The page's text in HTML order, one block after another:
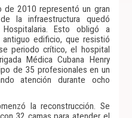
2010 representó un gran
la infraestructura quedó
Esto obligó a
edificio, que resistió
periodo crítico, el hospital
Médica Cubana Henry
de 35 profesionales en un
atención durante ocho
la reconstrucción. Se